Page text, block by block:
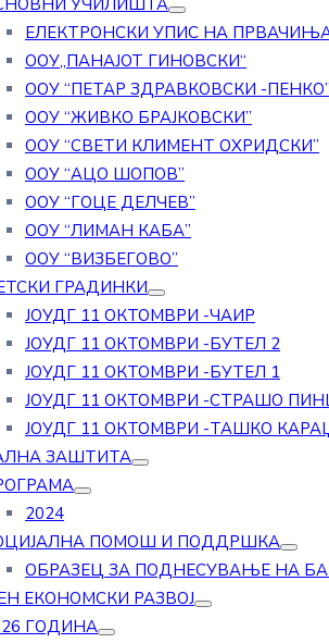
УЧИЛИШТА
ЕЛЕКТРОНСКИ УПИС НА
ООУ„ПАНАЈОТ ГИНОВСКИ“
ООУ “ПЕТАР ЗДРАВКОВСКИ -ПЕНКО”
ООУ “ЖИВКО БРАЈКОВСКИ”
ООУ “СВЕТИ КЛИМЕНТ ОХРИДСКИ”
ООУ “АЦО ШОПОВ”
ООУ “ГОЦЕ ДЕЛЧЕВ”
ООУ “ЛИМАН КАБА”
ООУ “ВИЗБЕГОВО”
ГРАДИНКИ
ЈОУДГ 11 ОКТОМВРИ -ЧАИР
ЈОУДГ 11 ОКТОМВРИ -БУТЕЛ 2
ЈОУДГ 11 ОКТОМВРИ -БУТЕЛ 1
ЈОУДГ 11 ОКТОМВРИ -СТРАШО
ЈОУДГ 11 ОКТОМВРИ -ТАШКО
ЗАШТИТА
2024
ПОМОШ И ПОДДРШКА
ОБРАЗЕЦ ЗА ПОДНЕСУВАЊЕ НА
ЕКОНОМСКИ РАЗВОЈ
ГОДИНА